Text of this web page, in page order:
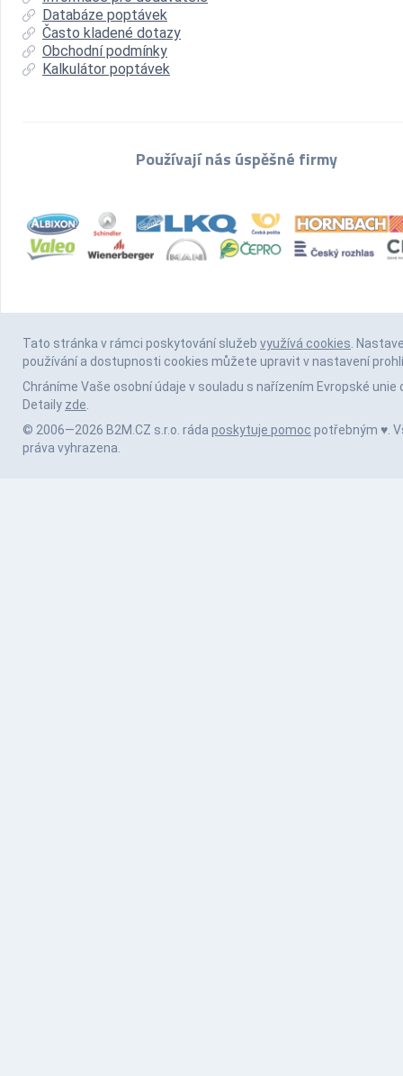
Databáze poptávek
Často kladené dotazy
Obchodní podmínky
Kalkulátor poptávek
Používají nás úspěšné firmy
Tato stránka v rámci poskytování služeb využívá cookies.
používání a dostupnosti cookies můžete upravit v nastavení
Chráníme Vaše osobní údaje v souladu s nařízením Evropské unie
Detaily zde.
© 2006—2026 B2M.CZ s.r.o. ráda poskytuje pomoc potřebným ♥️.
práva vyhrazena.